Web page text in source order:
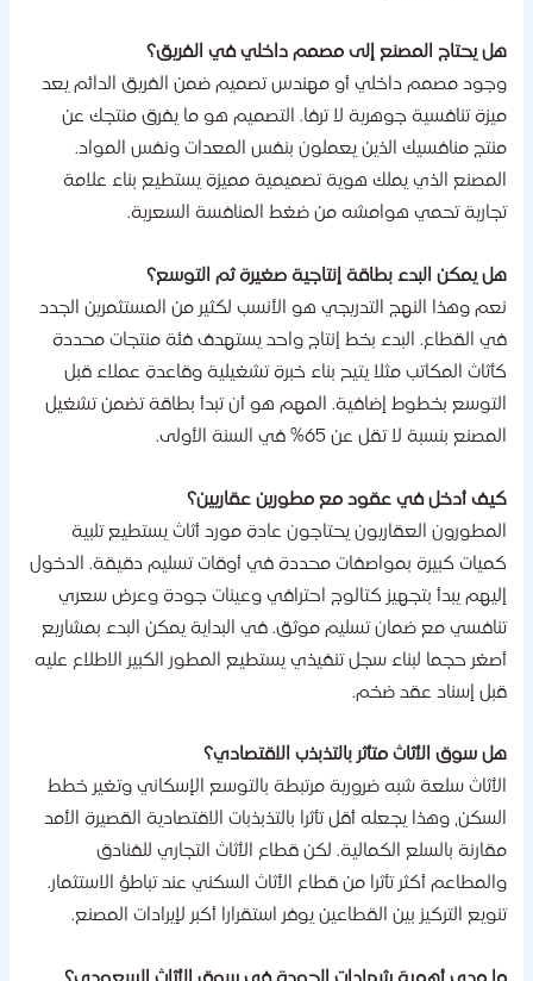
يحتاج المصنع إلى مصمم داخلي في الفريق؟
مصمم داخلي أو مهندس تصميم ضمن الفريق الدائم يعد
تنافسية جوهرية لا ترفا. التصميم هو ما يفرق منتجك عن
منافسيك الذين يعملون بنفس المعدات ونفس المواد.
الذي يملك هوية تصميمية مميزة يستطيع بناء علامة
تحمي هوامشه من ضغط المنافسة السعرية.
يمكن البدء بطاقة إنتاجية صغيرة ثم التوسع؟
وهذا النهج التدريجي هو الأنسب لكثير من المستثمرين الجدد
القطاع. البدء بخط إنتاج واحد يستهدف فئة منتجات محددة
المكاتب مثلا يتيح بناء خبرة تشغيلية وقاعدة عملاء قبل
بخطوط إضافية. المهم هو أن تبدأ بطاقة تضمن تشغيل
بنسبة لا تقل عن 65% في السنة الأولى.
أدخل في عقود مع مطورين عقاريين؟
العقاريون يحتاجون عادة مورد أثاث يستطيع تلبية
كبيرة بمواصفات محددة في أوقات تسليم دقيقة. الدخول
يبدأ بتجهيز كتالوج احترافي وعينات جودة وعرض سعري
مع ضمان تسليم موثق. في البداية يمكن البدء بمشاريع
حجما لبناء سجل تنفيذي يستطيع المطور الكبير الاطلاع عليه
إسناد عقد ضخم.
سوق الأثاث متأثر بالتذبذب الاقتصادي؟
سلعة شبه ضرورية مرتبطة بالتوسع الإسكاني وتغير خطط
وهذا يجعله أقل تأثرا بالتذبذبات الاقتصادية القصيرة الأمد
بالسلع الكمالية. لكن قطاع الأثاث التجاري للفنادق
أكثر تأثرا من قطاع الأثاث السكني عند تباطؤ الاستثمار.
التركيز بين القطاعين يوفر استقرارا أكبر لإيرادات المصنع.